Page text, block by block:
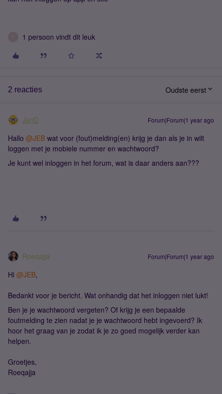
1 persoon vindt dit leuk
2 reacties Oudste eerst
JanD Forum|Forum|1 year ago
Hallo @JEB wat voor (fout)melding(en) krijg je dan als je in wilt
loggen met je mobiele nummer en wachtwoord?
Je kunt wel inloggen in het forum, wat is daar anders aan???
Roeqajja Forum|Forum|1 year ago
Hi @JEB,
Bedankt voor je bericht. Wat onhandig dat het inloggen niet lukt!
Ben je je wachtwoord vergeten? Of krijg je een bepaalde
foutmelding te zien nadat je je wachtwoord hebt ingevoerd? Ik
hoor het graag van je zodat ik je zo goed mogelijk verder kan
helpen.
Groetjes,
Roeqajja